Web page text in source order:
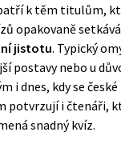
k těm titulům,
opakovaně
jistotu. Typický
postavy nebo u
i dnes, kdy se
potvrzují i čtenáři,
snadný kvíz.